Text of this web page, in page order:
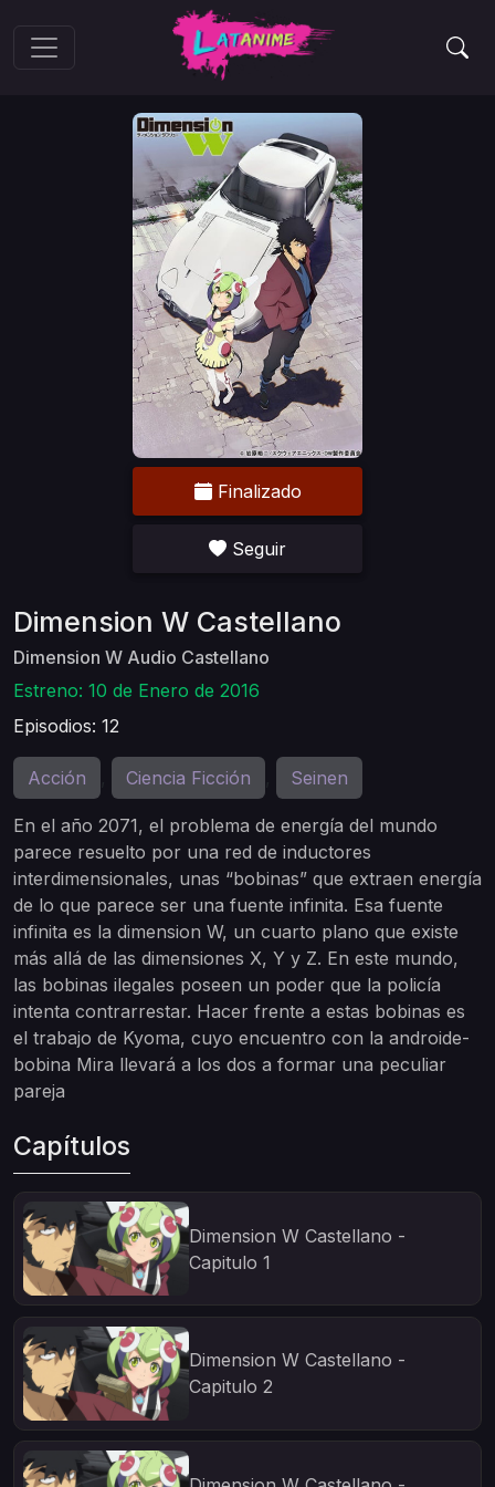
Finalizado
Seguir
Dimension W Castellano
Dimension W Audio Castellano
Estreno: 10 de Enero de 2016
Episodios: 12
Acción Ciencia Ficción Seinen
En el año 2071, el problema de energía del mundo
parece resuelto por una red de inductores
interdimensionales, unas “bobinas” que extraen energía
de lo que parece ser una fuente infinita. Esa fuente
infinita es la dimension W, un cuarto plano que existe
más allá de las dimensiones X, Y y Z. En este mundo,
las bobinas ilegales poseen un poder que la policía
intenta contrarrestar. Hacer frente a estas bobinas es
el trabajo de Kyoma, cuyo encuentro con la androide-
bobina Mira llevará a los dos a formar una peculiar
pareja
Capítulos
Dimension W Castellano -
Capitulo 1
Dimension W Castellano -
Capitulo 2